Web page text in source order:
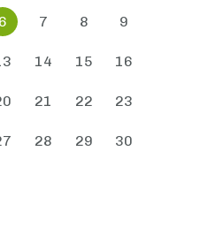
6 7 8 9
14 15 16
21 22 23
28 29 30